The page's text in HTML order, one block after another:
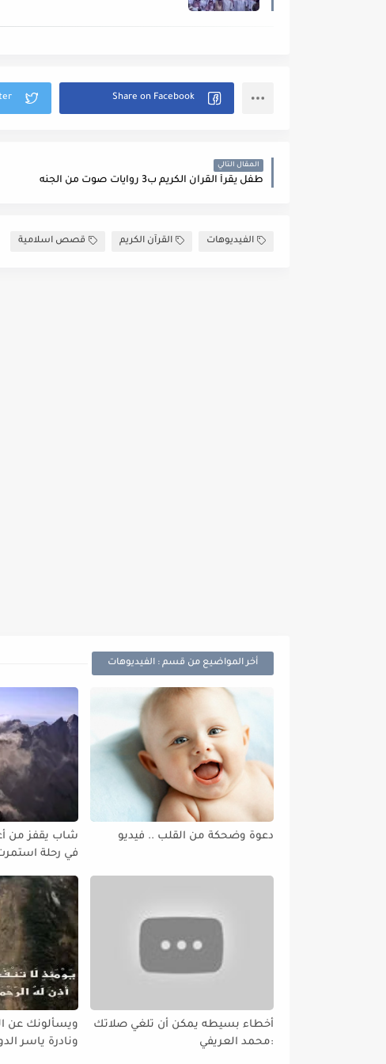
المقال التالي
طفل يقرأ القرآن الكريم ب3 روايات صوت من الجنه
الفيديوهات القرآن الكريم قصص اسلامية
أخر المواضيع من قسم : الفيديوهات
دعوة وضحكة من القلب .. فيديو
شاب يقفز من
في رحلة استمرت 5
أخطاء بسيطه يمكن أن تلغي صلاتك
:محمد العريفي
ويسألونك عن
ونادرة ياسر